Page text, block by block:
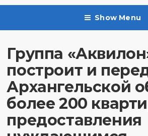
Show Menu
Группа
построит и
Архангельской
более 200
предоставления